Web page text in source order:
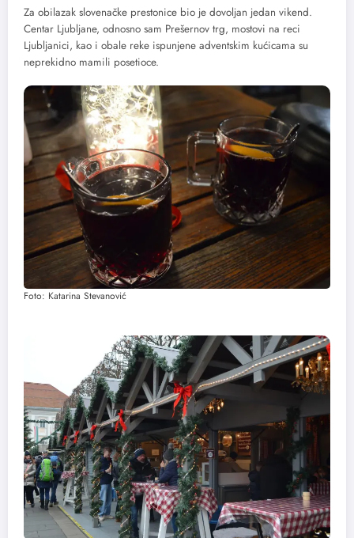
Za obilazak slovenačke prestonice bio je dovoljan jedan vikend.
Centar Ljubljane, odnosno sam Prešernov trg, mostovi na reci
Ljubljanici, kao i obale reke ispunjene adventskim kućicama su
neprekidno mamili posetioce.
Foto: Katarina Stevanović